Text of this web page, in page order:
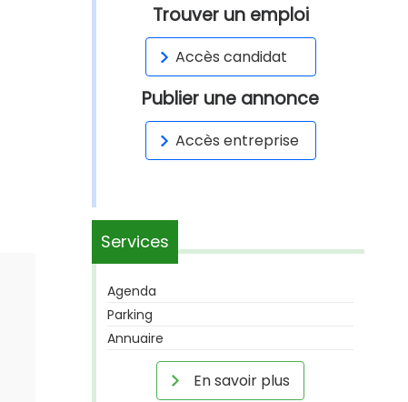
Trouver un emploi
Accès candidat
Publier une annonce
Accès entreprise
Services
Agenda
Parking
Annuaire
En savoir plus